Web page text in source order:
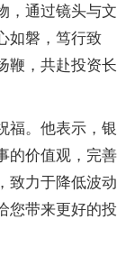
，通过镜头与文
如磐，笃行致
鞭，共赴投资长
福。他表示，银
的价值观，完善
致力于降低波动
您带来更好的投